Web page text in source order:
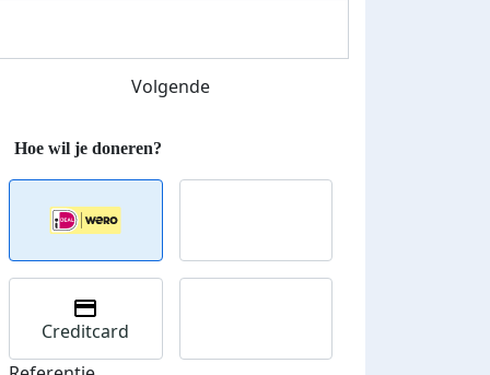
Volgende
Creditcard